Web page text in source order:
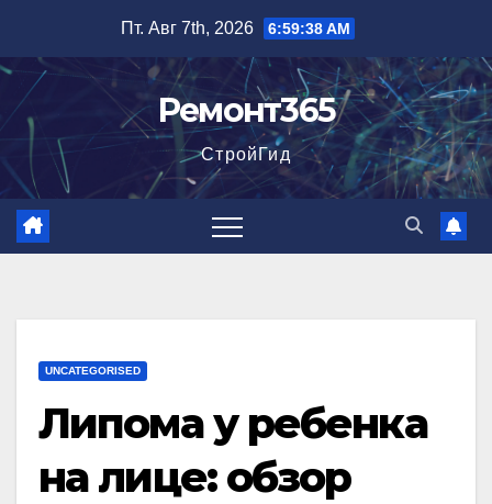
содержимому
Пт. Авг 7th, 2026 6:59:39 AM
Ремонт365
СтройГид
UNCATEGORISED
Липома у ребенка
на лице: обзор